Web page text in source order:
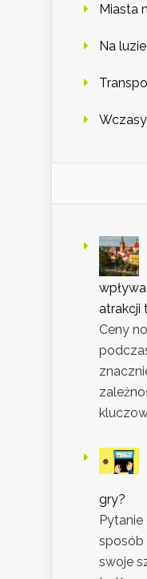
Miasta
Na luzie
atrakcji
Ceny
gry?
Pytanie
sposób
swoje